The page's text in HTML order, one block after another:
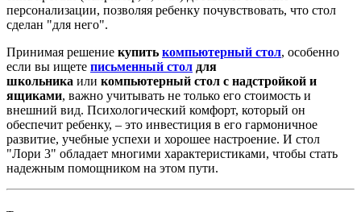
персонализации, позволяя ребенку почувствовать, что стол
сделан "для него".
Принимая решение купить компьютерный стол, особенно
если вы ищете письменный стол для
школьника или компьютерный стол с надстройкой и
ящиками, важно учитывать не только его стоимость и
внешний вид. Психологический комфорт, который он
обеспечит ребенку, – это инвестиция в его гармоничное
развитие, учебные успехи и хорошее настроение. И стол
"Лори 3" обладает многими характеристиками, чтобы стать
надежным помощником на этом пути.